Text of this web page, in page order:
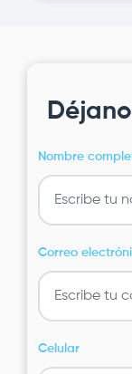
Nombre
Correo
Celular